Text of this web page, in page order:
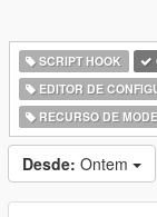
SCRIPT HOOK
EDITOR DE
RECURSO DE
Desde: Ontem